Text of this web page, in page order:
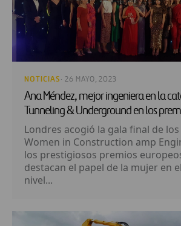
NOTICIAS · 26 MAYO, 2023
Ana Méndez, mejor ingeniera en la
Tunneling & Underground en los
Londres acogió la gala final de
Women in Construction amp
los prestigiosos premios
destacan el papel de la mujer en
nivel...